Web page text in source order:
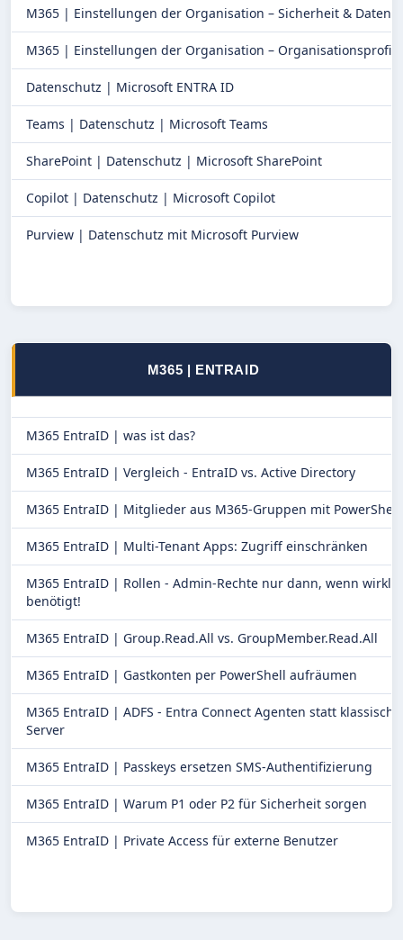
M365 | Einstellungen der Organisation – Sicherheit &
M365 | Einstellungen der Organisation – Organisationsprofil
Datenschutz | Microsoft ENTRA ID
Teams | Datenschutz | Microsoft Teams
SharePoint | Datenschutz | Microsoft SharePoint
Copilot | Datenschutz | Microsoft Copilot
Purview | Datenschutz mit Microsoft Purview
M365 | ENTRAID
M365 EntraID | was ist das?
M365 EntraID | Vergleich - EntraID vs. Active Directory
M365 EntraID | Mitglieder aus M365-Gruppen mit
M365 EntraID | Multi-Tenant Apps: Zugriff einschränken
M365 EntraID | Rollen - Admin-Rechte nur dann, wenn
benötigt!
M365 EntraID | Group.Read.All vs. GroupMember.Read.All
M365 EntraID | Gastkonten per PowerShell aufräumen
M365 EntraID | ADFS - Entra Connect Agenten statt
Server
M365 EntraID | Passkeys ersetzen SMS-Authentifizierung
M365 EntraID | Warum P1 oder P2 für Sicherheit sorgen
M365 EntraID | Private Access für externe Benutzer